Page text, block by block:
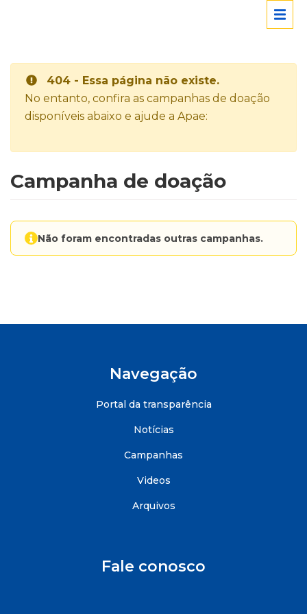
404 - Essa página não existe.
No entanto, confira as campanhas de doação
disponíveis abaixo e ajude a Apae:
Campanha de doação
Não foram encontradas outras campanhas.
Navegação
Portal da transparência
Notícias
Campanhas
Videos
Arquivos
Fale conosco